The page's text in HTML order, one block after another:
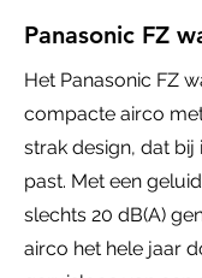
Panasonic FZ
Het Panasonic FZ
compacte airco
strak design, dat bij
past. Met een
slechts 20 dB(A)
airco het hele jaar